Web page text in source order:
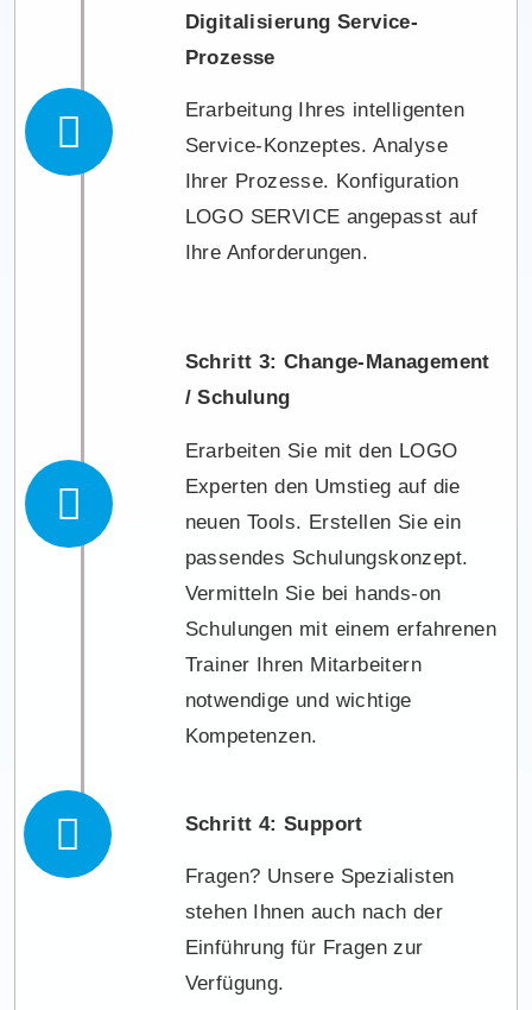
Digitalisierung Service-
Prozesse
Erarbeitung Ihres intelligenten
Service-Konzeptes. Analyse
Ihrer Prozesse. Konfiguration
LOGO SERVICE angepasst auf
Ihre Anforderungen.
Schritt 3: Change-Management
/ Schulung
Erarbeiten Sie mit den LOGO
Experten den Umstieg auf die
neuen Tools. Erstellen Sie ein
passendes Schulungskonzept.
Vermitteln Sie bei hands-on
Schulungen mit einem erfahrenen
Trainer Ihren Mitarbeitern
notwendige und wichtige
Kompetenzen.
Schritt 4: Support
Fragen? Unsere Spezialisten
stehen Ihnen auch nach der
Einführung für Fragen zur
Verfügung.